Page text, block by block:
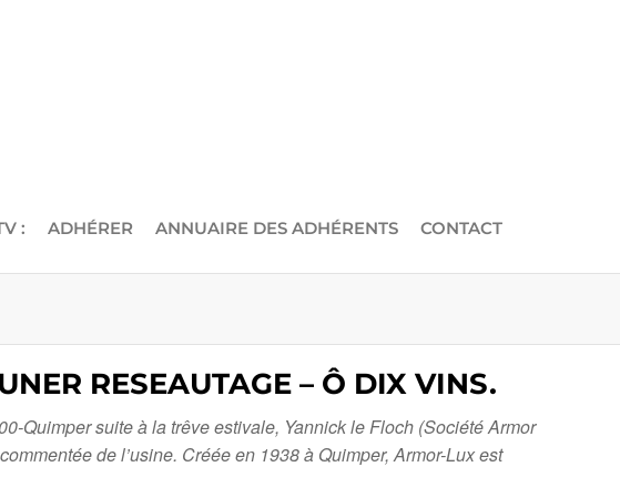
: ADHÉRER ANNUAIRE DES ADHÉRENTS CONTACT
RESEAUTAGE – Ô DIX VINS.
Quimper suite à la trêve estivale, Yannick le Floch (Société Armor
de l’usine. Créée en 1938 à Quimper, Armor-Lux est